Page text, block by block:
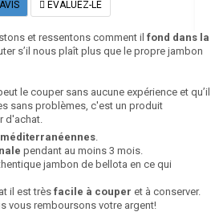
EVALUEZ-LE
et ressentons comment il fond dans la
s’il nous plaît plus que le propre jambon
le couper sans aucune expérience et qu’il
sans problèmes, c'est un produit
d'achat.
.
pendant au moins 3 mois.
jambon de bellota en ce qui
il est très facile à couper et à conserver.
vous remboursons votre argent!